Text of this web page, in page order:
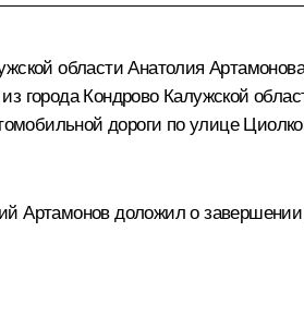
области Анатолия
Кондрово Калужской
дороги по улице
Артамонов доложил о